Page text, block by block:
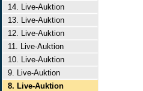
14. Live-Auktion
13. Live-Auktion
12. Live-Auktion
11. Live-Auktion
10. Live-Auktion
9. Live-Auktion
8. Live-Auktion